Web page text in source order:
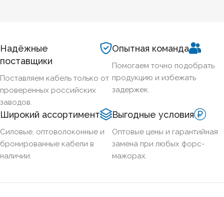
ОГНЕСТОЙКИЙ
НАЛИЧИЕ ЭКРАНА
БРОНИРОВАННЫЙ
Надёжные
поставщики
Поставляем кабель только от
проверенных российских
заводов.
Опытная команда
Помогаем точно подобрать
продукцию и избежать
задержек.
Широкий ассортимент
Силовые, оптоволоконные и
бронированные кабели в
наличии.
Выгодные условия
Оптовые цены и гарантийная
замена при любых форс-
мажорах.